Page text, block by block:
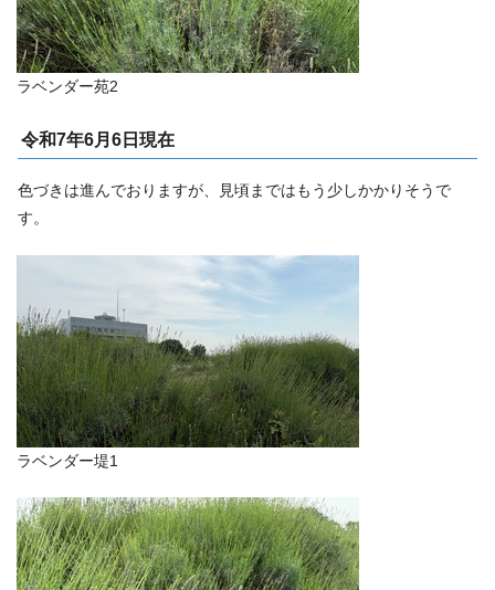
ラベンダー苑2
令和7年6月6日現在
色づきは進んでおりますが、見頃まではもう少しかかりそうで
す。
ラベンダー堤1